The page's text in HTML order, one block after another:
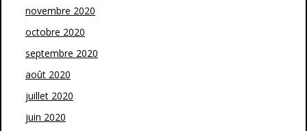
novembre 2020
octobre 2020
septembre 2020
août 2020
juillet 2020
juin 2020